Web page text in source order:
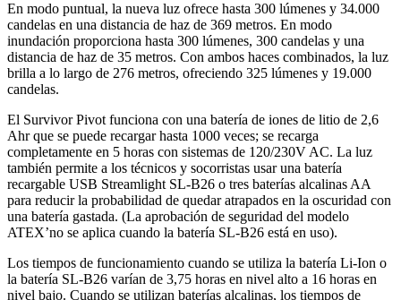
En modo puntual, la nueva luz ofrece hasta 300 lúmenes y 34.000
candelas en una distancia de haz de 369 metros. En modo
inundación proporciona hasta 300 lúmenes, 300 candelas y una
distancia de haz de 35 metros. Con ambos haces combinados, la luz
brilla a lo largo de 276 metros, ofreciendo 325 lúmenes y 19.000
candelas.
El Survivor Pivot funciona con una batería de iones de litio de 2,6
Ahr que se puede recargar hasta 1000 veces; se recarga
completamente en 5 horas con sistemas de 120/230V AC. La luz
también permite a los técnicos y socorristas usar una batería
recargable USB Streamlight SL-B26 o tres baterías alcalinas AA
para reducir la probabilidad de quedar atrapados en la oscuridad con
una batería gastada. (La aprobación de seguridad del modelo
ATEX’no se aplica cuando la batería SL-B26 está en uso).
Los tiempos de funcionamiento cuando se utiliza la batería Li-Ion o
la batería SL-B26 varían de 3,75 horas en nivel alto a 16 horas en
nivel bajo. Cuando se utilizan baterías alcalinas, los tiempos de